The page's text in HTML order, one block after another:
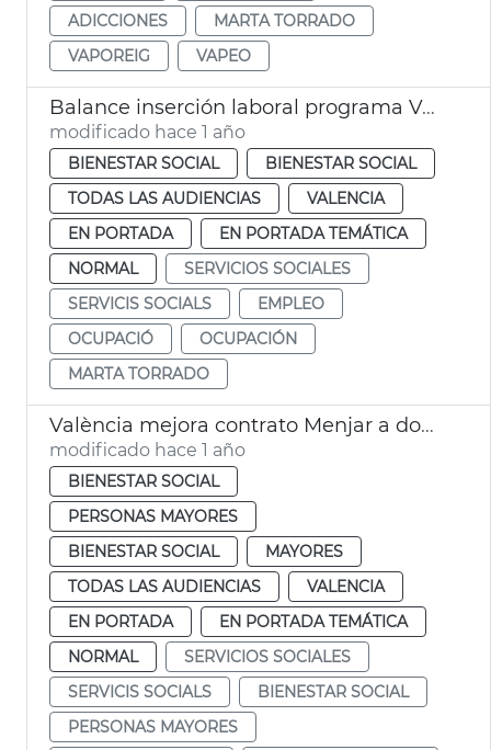
ADICCIONES
MARTA TORRADO
VAPOREIG
VAPEO
Balance inserción laboral programa València Inserta
modificado hace 1 año
BIENESTAR SOCIAL
BIENESTAR SOCIAL
TODAS LAS AUDIENCIAS
VALENCIA
EN PORTADA
EN PORTADA TEMÁTICA
NORMAL
SERVICIOS SOCIALES
SERVICIS SOCIALS
EMPLEO
OCUPACIÓ
OCUPACIÓN
MARTA TORRADO
València mejora contrato Menjar a domicili personas mayores
modificado hace 1 año
BIENESTAR SOCIAL
PERSONAS MAYORES
BIENESTAR SOCIAL
MAYORES
TODAS LAS AUDIENCIAS
VALENCIA
EN PORTADA
EN PORTADA TEMÁTICA
NORMAL
SERVICIOS SOCIALES
SERVICIS SOCIALS
BIENESTAR SOCIAL
PERSONAS MAYORES